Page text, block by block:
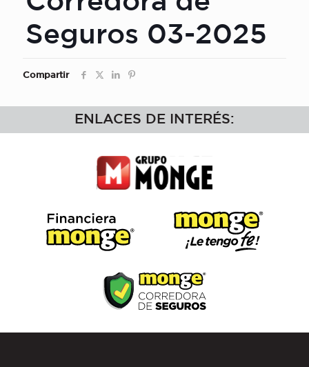
Seguros 03-2025
Compartir
ENLACES DE INTERÉS: